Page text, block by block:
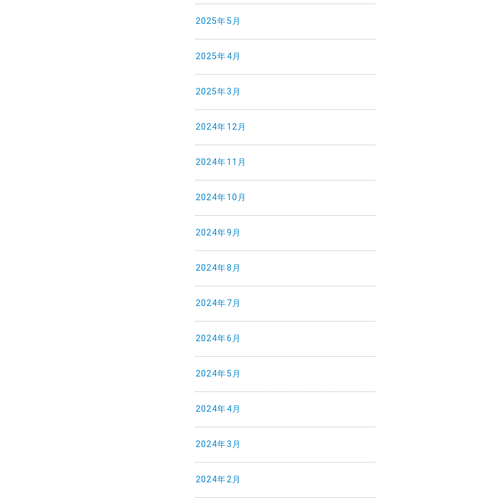
2025年5月
2025年4月
2025年3月
2024年12月
2024年11月
2024年10月
2024年9月
2024年8月
2024年7月
2024年6月
2024年5月
2024年4月
2024年3月
2024年2月